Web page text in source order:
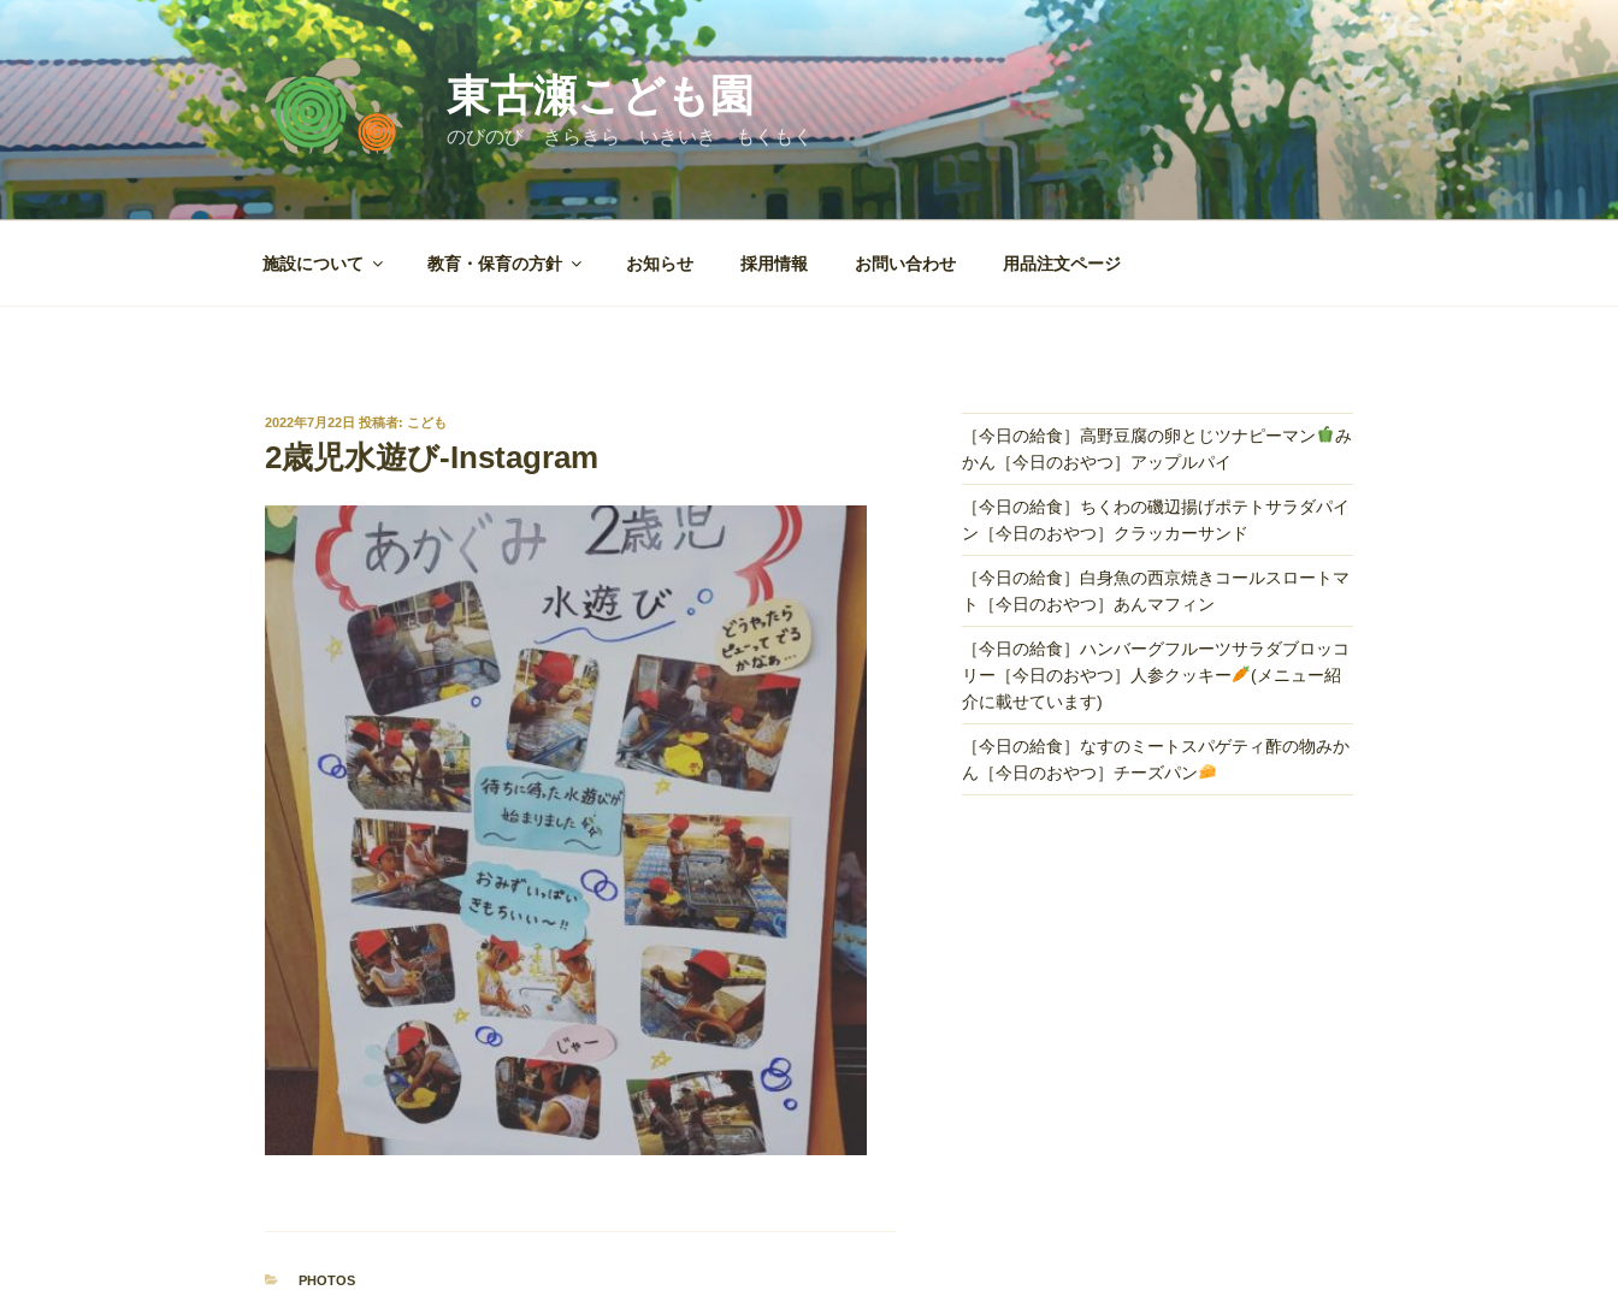
テ
ン
ツ
へ
ス
キ
東古瀬こども園
のびのび きらきら いきいき もくもく
施設について 教育・保育の方針 お知らせ 採用情報 お問い合わせ 用品注文ページ
投
日:
2022年7月22日 投稿者: こども
2歳児水遊び-Instagram
カ
PHOTOS
［今日の給食］高野豆腐の卵とじツナピーマン
み
かん［今日のおやつ］アップルパイ
［今日の給食］ちくわの磯辺揚げポテトサラダパイ
ン［今日のおやつ］クラッカーサンド
［今日の給食］白身魚の西京焼きコールスロートマ
ト［今日のおやつ］あんマフィン
［今日の給食］ハンバーグフルーツサラダブロッコ
リー［今日のおやつ］人参クッキー
(メニュー紹
介に載せています)
［今日の給食］なすのミートスパゲティ酢の物みか
ん［今日のおやつ］チーズパン